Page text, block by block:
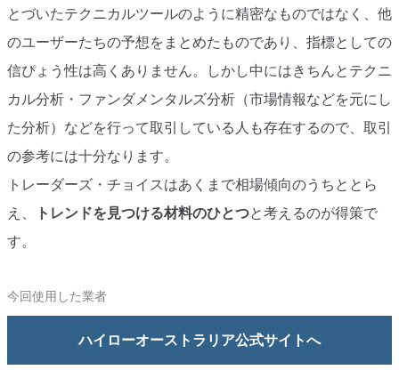
とづいたテクニカルツールのように精密なものではなく、他
のユーザーたちの予想をまとめたものであり、指標としての
信ぴょう性は高くありません。しかし中にはきちんとテクニ
カル分析・ファンダメンタルズ分析（市場情報などを元にし
た分析）などを行って取引している人も存在するので、取引
の参考には十分なります。
トレーダーズ・チョイスはあくまで相場傾向のうちととら
え、
トレンドを見つける材料のひとつと考えるのが得策で
す。
今回使用した業者
ハイローオーストラリア公式サイトへ